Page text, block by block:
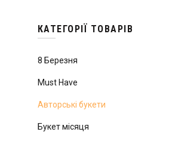
КАТЕГОРІЇ ТОВАРІВ
8 Березня
Must Have
Авторські букети
Букет місяця